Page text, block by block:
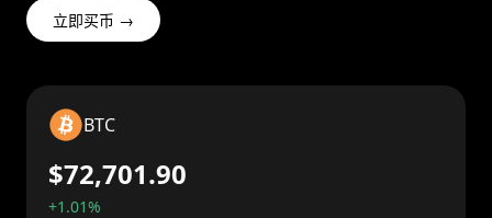
立即买币 →
BTC
$72,701.90
+1.01%